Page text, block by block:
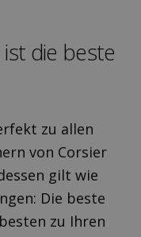
die beste
zu allen
von Corsier
gilt wie
Die beste
zu Ihren